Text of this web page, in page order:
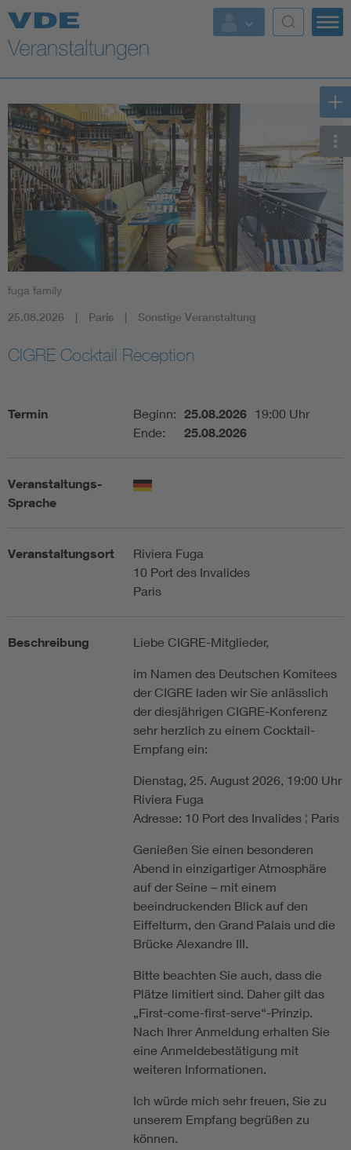
Top Themen
Fokusthemen
Energy
AI & Digital Trust
Health
Electromobility
Energy storage
Functional safety
fuga family
25.08.2026 Paris Sonstige Veranstaltung
CIGRE Cocktail Reception
Termin Beginn: 25.08.2026 19:00 Uhr
Ende:
25.08.2026
Veranstaltungs-
Sprache
Veranstaltungsort
Riviera Fuga
10 Port des Invalides
Paris
Beschreibung Liebe CIGRE-Mitglieder,
im Namen des Deutschen Komitees
der CIGRE laden wir Sie anlässlich
der diesjährigen CIGRE-Konferenz
sehr herzlich zu einem Cocktail-
Empfang ein:
Dienstag, 25. August 2026, 19:00 Uhr
Riviera Fuga
Adresse: 10 Port des Invalides ¦ Paris
Genießen Sie einen besonderen
Abend in einzigartiger Atmosphäre
auf der Seine – mit einem
beeindruckenden Blick auf den
Eiffelturm, den Grand Palais und die
Brücke Alexandre III.
Bitte beachten Sie auch, dass die
Plätze limitiert sind. Daher gilt das
„First-come-first-serve“-Prinzip.
Nach Ihrer Anmeldung erhalten Sie
eine Anmeldebestätigung mit
weiteren Informationen.
Ich würde mich sehr freuen, Sie zu
unserem Empfang begrüßen zu
können.